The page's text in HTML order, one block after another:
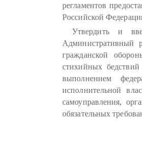
регламентов
Российской
Утвердить и
Административный
гражданской
стихийных
выполнением
исполнительной
самоуправления,
обязательных